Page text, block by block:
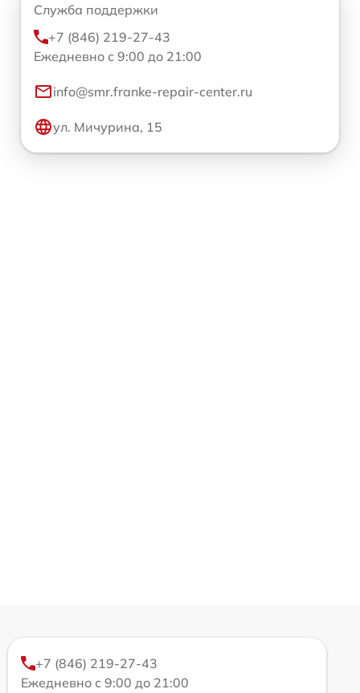
Служба поддержки
+7 (846) 219-27-43
Ежедневно с 9:00 до 21:00
info@smr.franke-repair-center.ru
ул. Мичурина, 15
+7 (846) 219-27-43
Ежедневно с 9:00 до 21:00